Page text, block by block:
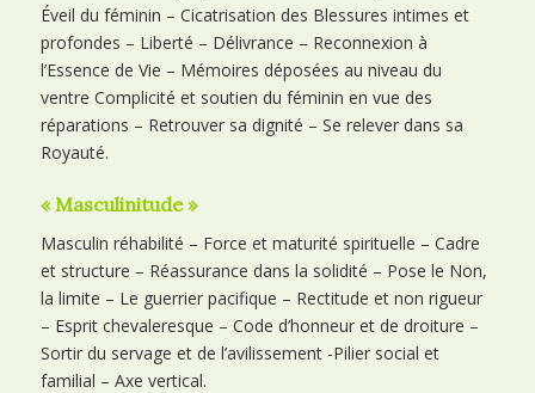
Éveil du féminin – Cicatrisation des Blessures intimes et
profondes – Liberté – Délivrance – Reconnexion à
l’Essence de Vie – Mémoires déposées au niveau du
ventre Complicité et soutien du féminin en vue des
réparations – Retrouver sa dignité – Se relever dans sa
Royauté.
« Masculinitude »
Masculin réhabilité – Force et maturité spirituelle – Cadre
et structure – Réassurance dans la solidité – Pose le Non,
la limite – Le guerrier pacifique – Rectitude et non rigueur
– Esprit chevaleresque – Code d’honneur et de droiture –
Sortir du servage et de l’avilissement -Pilier social et
familial – Axe vertical.